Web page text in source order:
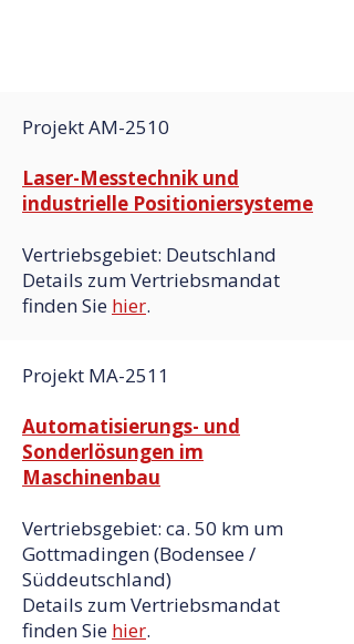
Projekt AM-2510
Laser-Messtechnik und
industrielle Positioniersysteme
Vertriebsgebiet: Deutschland
Details zum Vertriebsmandat
finden Sie hier.
Projekt MA-2511
Automatisierungs- und
Sonderlösungen im
Maschinenbau​​
Vertriebsgebiet: ca. 50 km um
Gottmadingen (Bodensee /
Süddeutschland)
Details zum Vertriebsmandat
finden Sie hier.